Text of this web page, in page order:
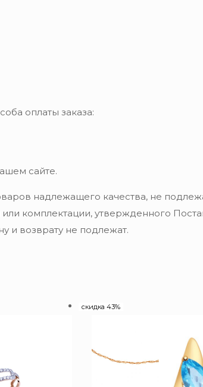
оплаты заказа:
сайте.
надлежащего качества, не
комплектации, утвержденного
и возврату не подлежат.
скидка 43%